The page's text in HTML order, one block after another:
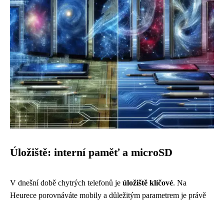
Úložiště: interní paměť a microSD
V dnešní době chytrých telefonů je úložiště klíčové. Na
Heurece porovnáváte mobily a důležitým parametrem je právě